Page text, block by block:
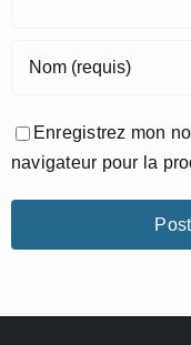
Enregistrez mon
navigateur pour la